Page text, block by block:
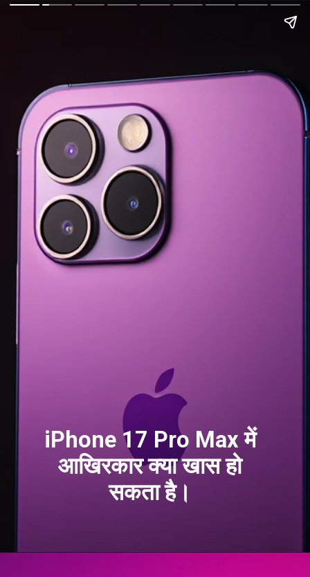
iPhone 17 Pro Max में
आखिरकार क्या खास हो
सकता है।